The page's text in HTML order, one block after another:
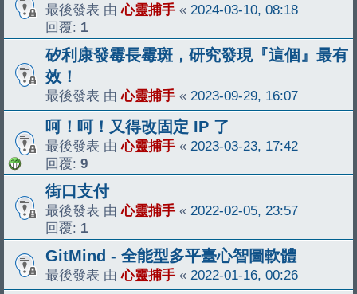
最後發表 由心靈捕手 « 2024-03-10, 08:18
回覆: 1
矽利康發霉長霉斑，研究發現『這個』最有
效！
最後發表 由心靈捕手 « 2023-09-29, 16:07
呵！呵！又得改固定 IP 了
最後發表 由心靈捕手 « 2023-03-23, 17:42
回覆: 9
街口支付
最後發表 由心靈捕手 « 2022-02-05, 23:57
回覆: 1
GitMind - 全能型多平臺心智圖軟體
最後發表 由心靈捕手 « 2022-01-16, 00:26